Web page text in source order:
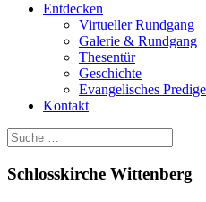
Entdecken
Virtueller Rundgang
Galerie & Rundgang
Thesentür
Geschichte
Evangelisches
Kontakt
Schlosskirche Wittenberg